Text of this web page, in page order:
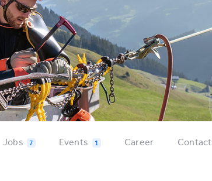
Jobs 7 Events 1 Career Contact